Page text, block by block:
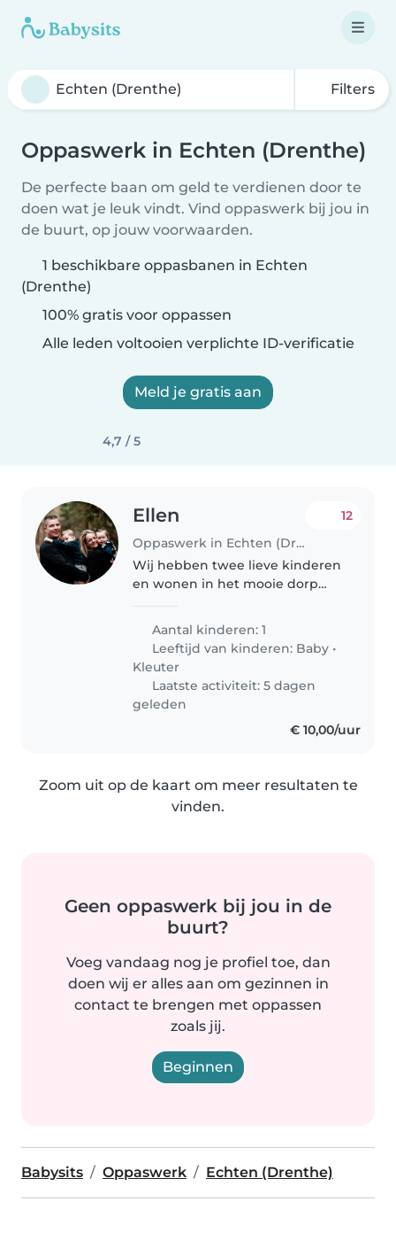
Filters
Oppaswerk in Echten (Drenthe)
De perfecte baan om geld te verdienen door te
doen wat je leuk vindt. Vind oppaswerk bij jou in
de buurt, op jouw voorwaarden.
1 beschikbare oppasbanen in Echten
(Drenthe)
100% gratis voor oppassen
Alle leden voltooien verplichte ID-verificatie
Meld je gratis aan
4,7 / 5
Ellen
Oppaswerk in Echten (Drenthe)
12
Wij hebben twee lieve kinderen
en wonen in het mooie dorp
2 jaar. Wij zijn op zoek naar een
oppas die af en toe in het
weekend ('s avonds) een..
Aantal kinderen: 1
Leeftijd van kinderen: Baby •
Kleuter
Laatste activiteit: 5 dagen
geleden
€ 10,00/uur
Zoom uit op de kaart om meer resultaten te
vinden.
Geen oppaswerk bij jou in de
buurt?
Voeg vandaag nog je profiel toe, dan
doen wij er alles aan om gezinnen in
contact te brengen met oppassen
zoals jij.
Beginnen
Babysits Oppaswerk Echten (Drenthe)